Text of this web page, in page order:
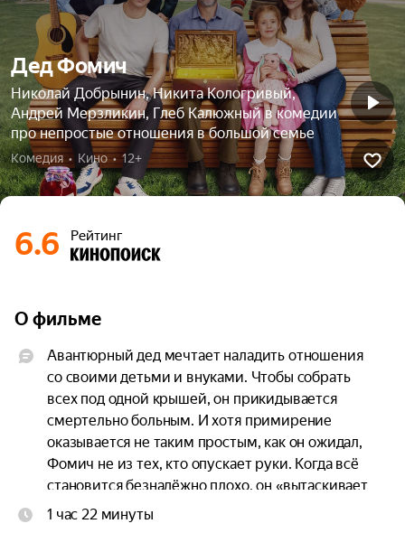
Дед Фомич
Николай Добрынин, Никита Кологривый,
Андрей Мерзликин, Глеб Калюжный в комедии
про непростые отношения в большой семье
Комедия  •  Кино  •  12+
6.6 Рейтинг
О фильме
Авантюрный дед мечтает наладить отношения
со своими детьми и внуками. Чтобы собрать
всех под одной крышей, он прикидывается
смертельно больным. И хотя примирение
оказывается не таким простым, как он ожидал,
Фомич не из тех, кто опускает руки. Когда всё
становится безнадёжно плохо, он «вытаскивает
из рукава» запасной план, который срабатывает.
1 час 22 минуты